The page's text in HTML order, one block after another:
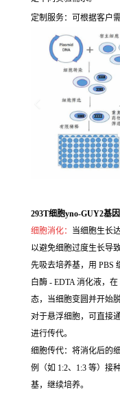
定制服务：可根据客户
293T细胞yno-GUY2基
细胞消化： 当细胞生长
以避免细胞过度生长导
先吸去培养基，用 PBS
白酶 - EDTA 消化液，
态，当细胞变圆并开始
对于悬浮细胞，可直接
进行传代。
细胞传代：将消化后的
例（如 1:2、1:3 等）接
基，继续培养。